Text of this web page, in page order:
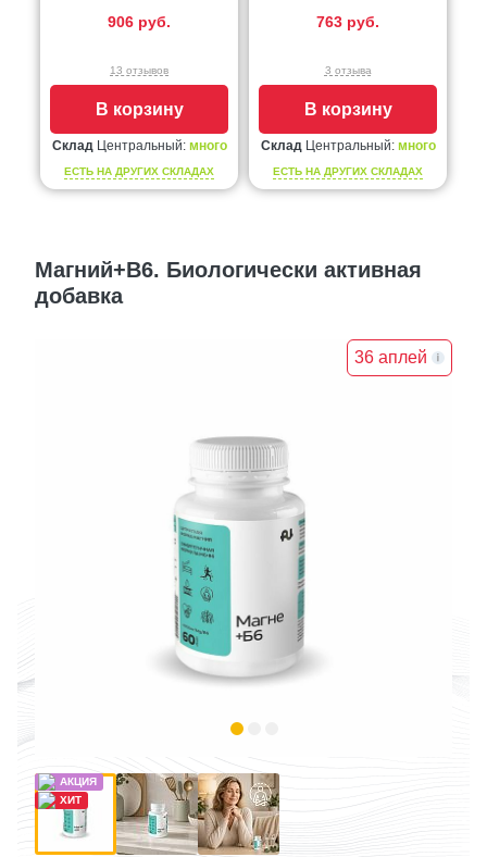
906 руб.
13 отзывов
В корзину
Склад Центральный: много
ЕСТЬ НА ДРУГИХ СКЛАДАХ
763 руб.
3 отзыва
В корзину
Склад Центральный: много
ЕСТЬ НА ДРУГИХ СКЛАДАХ
Магний+В6. Биологически активная
добавка
36 аплей